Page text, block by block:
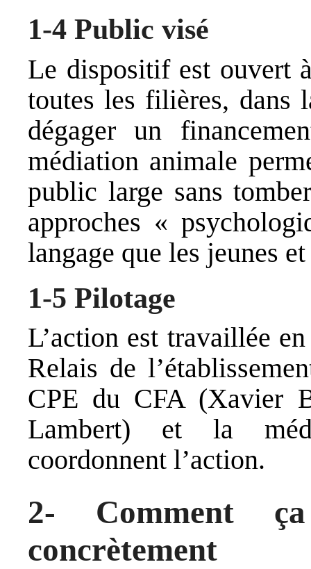
1-4 Public visé
Le dispositif est ouvert
toutes les filières, dans
dégager un
médiation animale
public large sans
approches «
langage que les jeunes
1-5 Pilotage
L’action est travaillée
Relais de
CPE du CFA (Xavier
Lambert) et la
coordonnent l’action.
2- Comment
concrètement